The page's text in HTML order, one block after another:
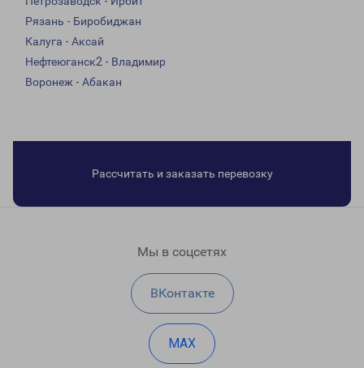
Рязань - Биробиджан
Калуга - Аксай
Нефтеюганск2 - Владимир
Воронеж - Абакан
Рассчитать и заказать перевозку
Мы в соцсетях
ВКонтакте
MAX